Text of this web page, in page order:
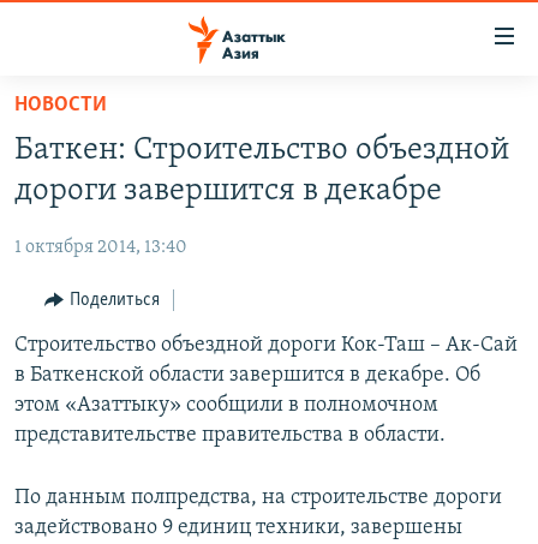
Вернуться
основному
содержанию
Вернутся
навигации
Вернутся
поиску
УЗБЕКИСТАН
ТАДЖИКИСТАН
ВОЙНА В УКРАИНЕ
НА ДРУГИХ ЯЗЫКАХ
ҚАЗАҚША
КЫРГЫЗЧА
ТОҶИКӢ
Все сайты РСЕ/РС
НОВОСТИ
Баткен: Строительство объездной
дороги завершится в декабре
1 октября 2014, 13:40
Поделиться
Строительство объездной дороги Кок-Таш – Ак-Сай
в Баткенской области завершится в декабре. Об
этом «Азаттыку» сообщили в полномочном
представительстве правительства в области.
По данным полпредства, на строительстве дороги
задействовано 9 единиц техники, завершены